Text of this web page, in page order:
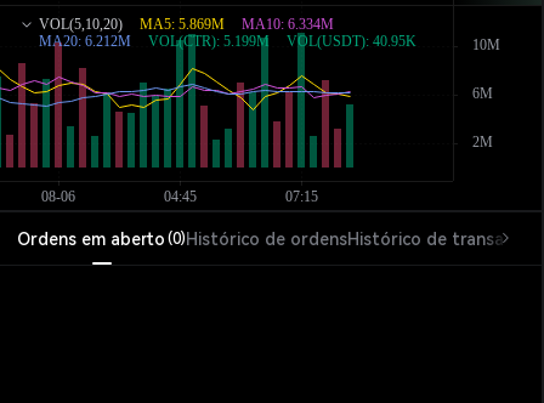
Ordens em aberto (0)Histórico de ordensHistórico de transações